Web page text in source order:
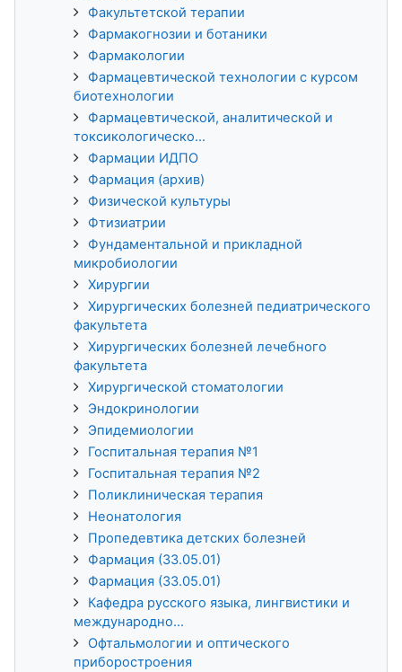
Факультетской терапии
Фармакогнозии и ботаники
Фармакологии
Фармацевтической технологии с курсом
биотехнологии
Фармацевтической, аналитической и
токсикологическо...
Фармации ИДПО
Фармация (архив)
Физической культуры
Фтизиатрии
Фундаментальной и прикладной
микробиологии
Хирургии
Хирургических болезней педиатрического
факультета
Хирургических болезней лечебного
факультета
Хирургической стоматологии
Эндокринологии
Эпидемиологии
Госпитальная терапия №1
Госпитальная терапия №2
Поликлиническая терапия
Неонатология
Пропедевтика детских болезней
Фармация (33.05.01)
Фармация (33.05.01)
Кафедра русского языка, лингвистики и
международно...
Офтальмологии и оптического
приборостроения